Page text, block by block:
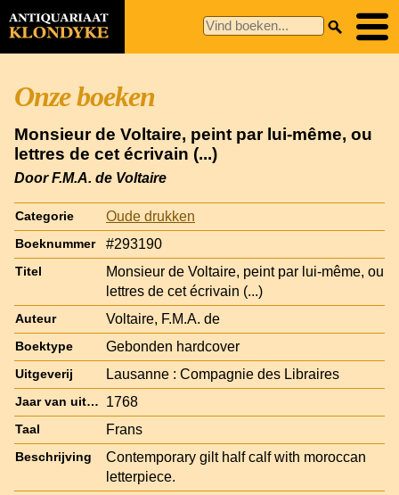
Onze boeken
Monsieur de Voltaire, peint par lui-même, ou
lettres de cet écrivain (...)
Door F.M.A. de Voltaire
Categorie Oude drukken
Boeknummer #293190
Titel
Monsieur de Voltaire, peint par lui-même, ou
lettres de cet écrivain (...)
Auteur Voltaire, F.M.A. de
Boektype Gebonden hardcover
Uitgeverij Lausanne : Compagnie des Libraires
Jaar van uitgave 1768
Taal Frans
Beschrijving
Contemporary gilt half calf with moroccan
letterpiece.